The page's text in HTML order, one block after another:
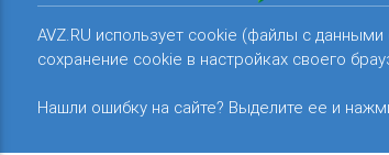
AVZ.RU использует cookie (файлы с
сохранение cookie в настройках своего
Нашли ошибку на сайте? Выделите ее и